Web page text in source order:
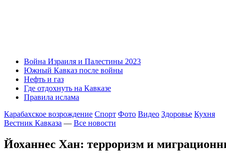
Война Израиля и Палестины 2023
Южный Кавказ после войны
Нефть и газ
Где отдохнуть на Кавказе
Правила ислама
Карабахское возрождение Спорт Фото Видео Здоровье Кухня
Вестник Кавказа — Все новости
Йоханнес Хан: терроризм и